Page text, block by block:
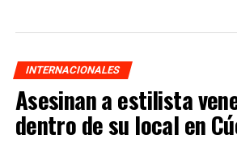
INTERNACIONALES
Asesinan a estilista
dentro de su local en